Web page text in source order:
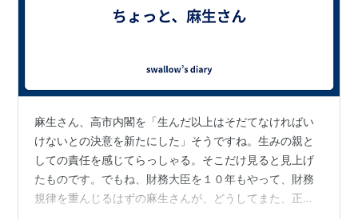
麻生さん、高市内閣を「生んだ以上はそだてなければい
けないとの決意を新たにした」そうですね。生みの親と
しての責任を感じてらっしゃる。そこだけ見ると見上げ
たものです。でもね、財務大臣を１０年もやって、財務
規律を重んじるはずの麻生さんが、どうしてまた、正反